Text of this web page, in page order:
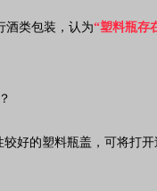
酒类包装，认为“塑料瓶存
好的塑料瓶盖，可将打